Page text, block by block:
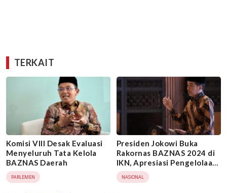
TERKAIT
Komisi VIII Desak Evaluasi
Menyeluruh Tata Kelola
BAZNAS Daerah
PARLEMEN
Presiden Jokowi Buka
Rakornas BAZNAS 2024 di
IKN, Apresiasi Pengelolaan
Zakat
NASIONAL